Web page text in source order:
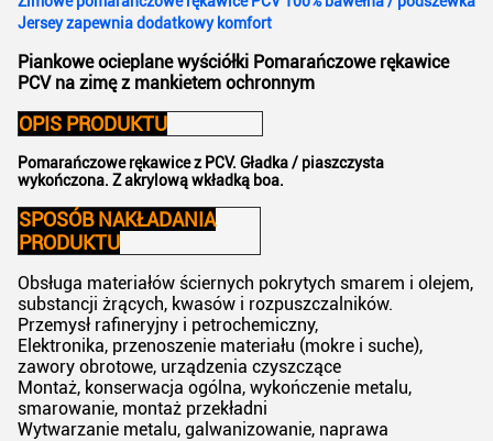
Jersey zapewnia dodatkowy komfort
Piankowe ocieplane wyściółki Pomarańczowe rękawice
PCV na zimę z mankietem ochronnym
OPIS PRODUKTU
Pomarańczowe rękawice z PCV. Gładka / piaszczysta
wykończona. Z akrylową wkładką boa.
SPOSÓB NAKŁADANIA
PRODUKTU
Obsługa materiałów ściernych pokrytych smarem i olejem,
substancji żrących, kwasów i rozpuszczalników.
Przemysł rafineryjny i petrochemiczny,
Elektronika, przenoszenie materiału (mokre i suche),
zawory obrotowe, urządzenia czyszczące
Montaż, konserwacja ogólna, wykończenie metalu,
smarowanie, montaż przekładni
Wytwarzanie metalu, galwanizowanie, naprawa